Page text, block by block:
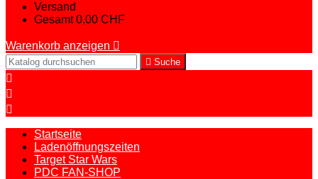
Versand
Gesamt 0,00 CHF
Warenkorb anzeigen 
 Suche



Startseite
Ladenöffnungszeiten
Target Star Wars
PDC FAN-SHOP